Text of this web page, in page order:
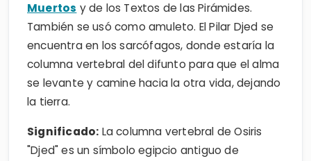
Muertos y de los Textos de las Pirámides.
También se usó como amuleto. El Pilar Djed se
encuentra en los sarcófagos, donde estaría la
columna vertebral del difunto para que el alma
se levante y camine hacia la otra vida, dejando
la tierra.
Significado: La columna vertebral de Osiris
"Djed" es un símbolo egipcio antiguo de